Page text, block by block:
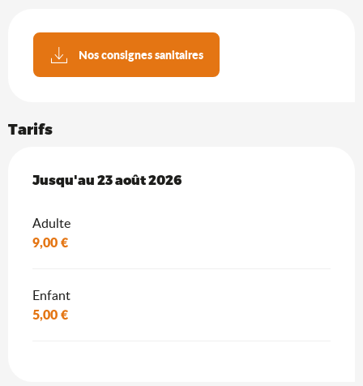
Nos consignes sanitaires
Tarifs
Du1 juillet 2026au23 août 2026
Jusqu'au 23 août 2026
Adulte
9,00 €
Enfant
5,00 €